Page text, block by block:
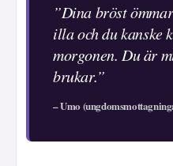
”Dina bröst
illa och du kanske
morgonen. Du är
brukar.”
– Umo